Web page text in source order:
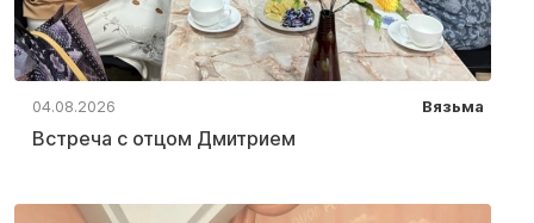
04.08.2026 Вязьма
Встреча с отцом Дмитрием